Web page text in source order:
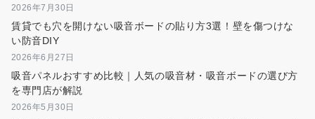
2026年7月30日
賃貸でも穴を開けない吸音ボードの貼り方3選！壁を傷つけな
い防音DIY
2026年6月27日
吸音パネルおすすめ比較｜人気の吸音材・吸音ボードの選び方
を専門店が解説
2026年5月30日